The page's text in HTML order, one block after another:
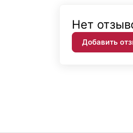
Нет
Добавить